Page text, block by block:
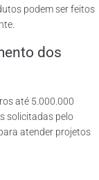
podem ser feitos
dos
até 5.000.000
solicitadas pelo
atender projetos